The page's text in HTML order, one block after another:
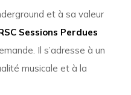
et à sa valeur
Sessions Perdues
Il s’adresse à un
musicale et à la